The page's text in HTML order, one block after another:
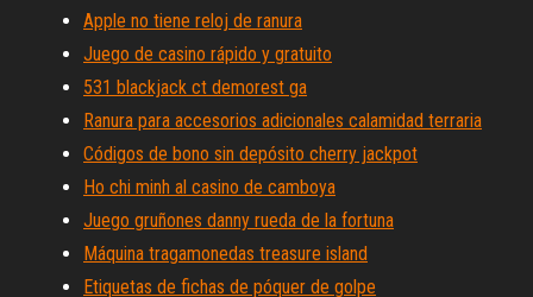
Apple no tiene reloj de ranura
Juego de casino rápido y gratuito
531 blackjack ct demorest ga
Ranura para accesorios adicionales calamidad terraria
Códigos de bono sin depósito cherry jackpot
Ho chi minh al casino de camboya
Juego gruñones danny rueda de la fortuna
Máquina tragamonedas treasure island
Etiquetas de fichas de póquer de golpe